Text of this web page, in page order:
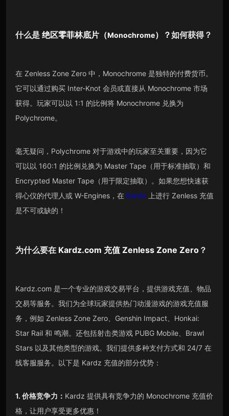
什么是 绝区零菲林底片（Monochrome） ？如何获得？
在 Zenless Zone Zero 中，Monochrome 是独特的付费货币。
它可以通过购买 Inter-Knot 会员或直接从 Monochrome 市场
获得。玩家可以以 1:1 的比例将 Monochrome 兑换为
Polychrome。
毫无疑问，Polychrome 对于游戏中的玩家至关重要，因为它
可以以 160:1 的比例兑换为 Master Tape（用于标准抽取）和
Encrypted Master Tape（用于限定抽取）。如果您想快速获
得心仪的代理人或 W-Engines，在 Kardz 上进行 Zenless 充值
是不可或缺的！
为什么要在 Kardz.com 充值 Zenless Zone Zero？
Kardz.com 是一个专业的游戏交易平台，提供游戏充值、物品
交易等服务。我们为全球玩家提供热门动漫游戏的游戏充值服
务，例如 Zenless Zone Zero、Genshin Impact、Honkai:
Star Rail 和 鸣潮。还包括射击类游戏 PUBG Mobile、Brawl
Stars 以及其他类型的游戏。我们提供多种支付方式和 24/7 在
线客服服务。以下是 Kardz 充值的部分优势：
1. 价格竞争力： Kardz 提供具有竞争力的 Monochrome 充值价
格，让用户享受更多优惠！